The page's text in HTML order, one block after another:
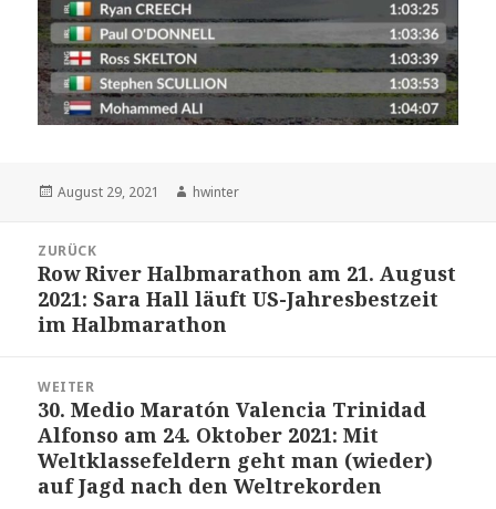
Veröffentlicht
August 29, 2021 Autor
hwinter
Navigation
ZURÜCK
Vorheriger
Beitrag:
Row River Halbmarathon am 21. August
2021: Sara Hall läuft US-Jahresbestzeit
im Halbmarathon
WEITER
Nächster
Beitrag:
30. Medio Maratón Valencia Trinidad
Alfonso am 24. Oktober 2021: Mit
Weltklassefeldern geht man (wieder)
auf Jagd nach den Weltrekorden